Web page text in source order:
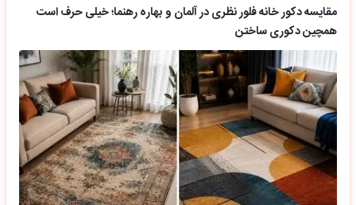
مقایسه دکور خانه فلور نظری در آلمان و بهاره رهنما؛ خیلی حرف است
همچین دکوری ساختن